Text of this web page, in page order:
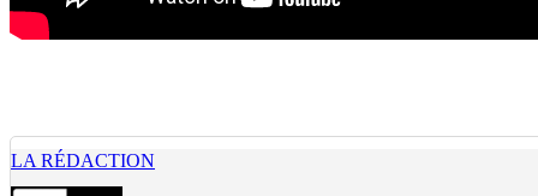
LA RÉDACTION